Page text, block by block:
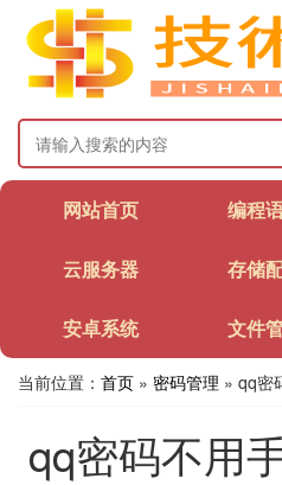
网站首页 编程
云服务器 存储
安卓系统 文件
当前位置： 首页 » 密码管理 » qq密
qq密码不用